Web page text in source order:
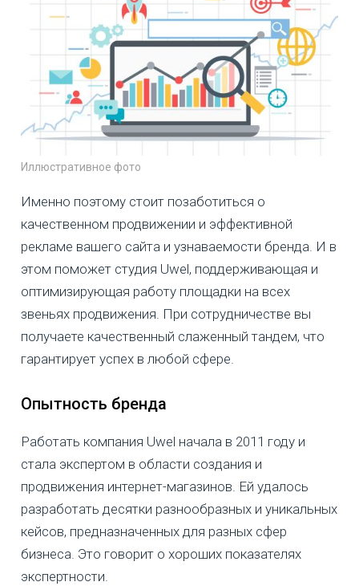
Иллюстративное фото
Именно поэтому стоит позаботиться о
качественном продвижении и эффективной
рекламе вашего сайта и узнаваемости бренда. И в
этом поможет студия Uwel, поддерживающая и
оптимизирующая работу площадки на всех
звеньях продвижения. При сотрудничестве вы
получаете качественный слаженный тандем, что
гарантирует успех в любой сфере.
Опытность бренда
Работать компания Uwel начала в 2011 году и
стала экспертом в области создания и
продвижения интернет-магазинов. Ей удалось
разработать десятки разнообразных и уникальных
кейсов, предназначенных для разных сфер
бизнеса. Это говорит о хороших показателях
экспертности.